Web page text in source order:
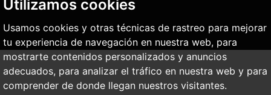
Utilizamos cookies
Usamos cookies y otras técnicas de rastreo para mejorar
tu experiencia de navegación en nuestra web, para
mostrarte contenidos personalizados y anuncios
adecuados, para analizar el tráfico en nuestra web y para
comprender de donde llegan nuestros visitantes.